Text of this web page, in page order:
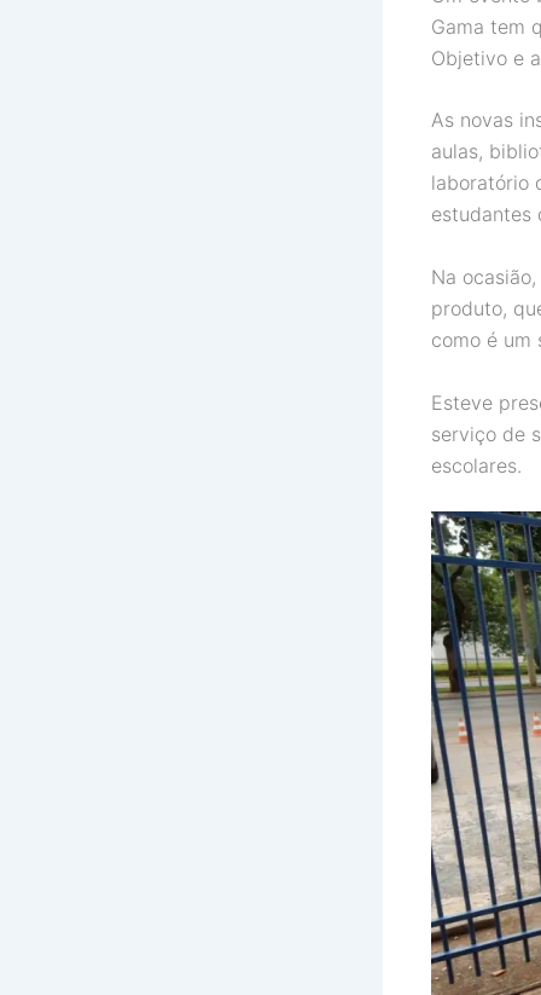
Gama tem
Objetivo e
As novas
aulas,
laboratório
estudantes
Na
produto,
como é um
Esteve
serviço de
escolares.